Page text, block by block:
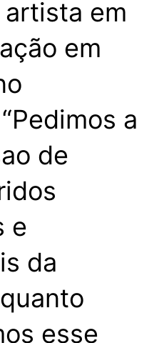
em
em
a
de
e
da
esse